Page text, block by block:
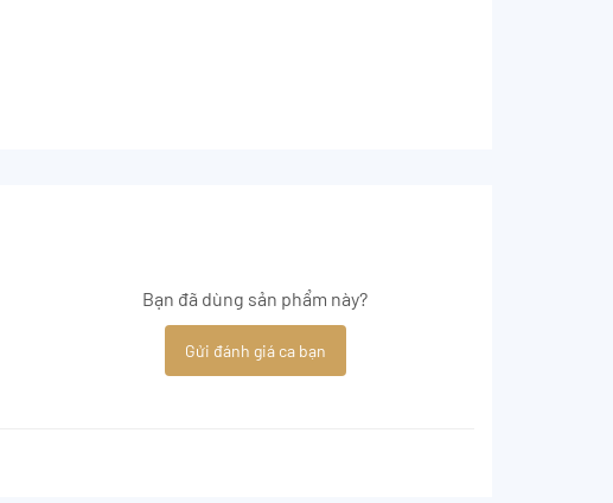
Bạn đã dùng sản phẩm này?
Gửi đánh giá ca bạn